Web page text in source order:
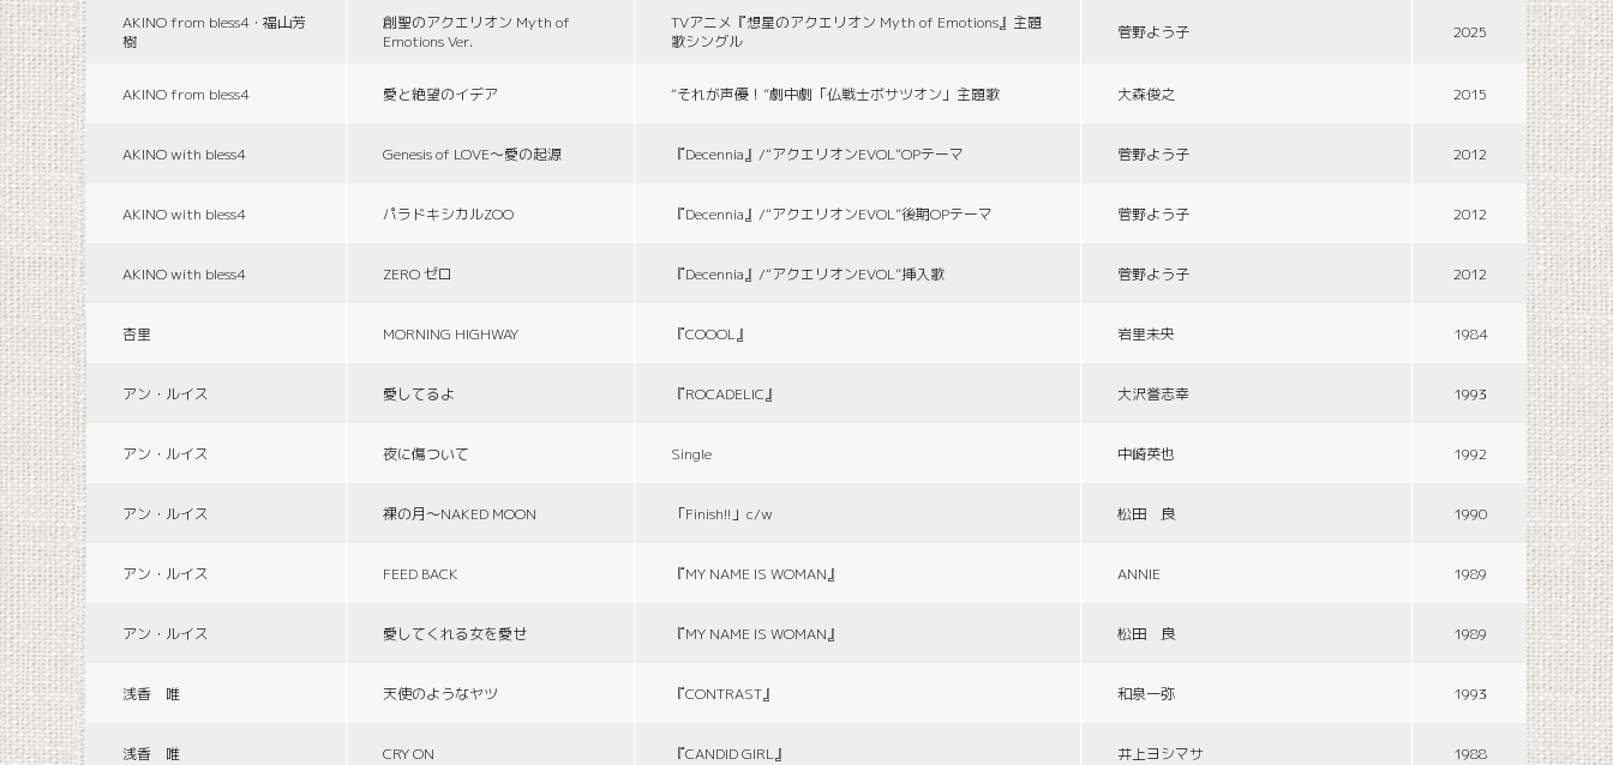
AKINO from bless4・福山芳
樹
創聖のアクエリオン Myth of
Emotions Ver.
TVアニメ『想星のアクエリオン Myth of Emotions』主題
歌シングル
菅野よう子 2025
AKINO from bless4 愛と絶望のイデア “それが声優！”劇中劇「仏戦士ボサツオン」主題歌 大森俊之 2015
AKINO with bless4 Genesis of LOVE〜愛の起源 『Decennia』/“アクエリオンEVOL”OPテーマ 菅野よう子 2012
AKINO with bless4 パラドキシカルZOO 『Decennia』/“アクエリオンEVOL”後期OPテーマ 菅野よう子 2012
AKINO with bless4 ZERO ゼロ 『Decennia』/“アクエリオンEVOL”挿入歌 菅野よう子 2012
杏里 MORNING HIGHWAY 『COOOL』 岩里未央 1984
アン・ルイス 愛してるよ 『ROCADELIC』 大沢誉志幸 1993
アン・ルイス 夜に傷ついて Single 中崎英也 1992
アン・ルイス 裸の月〜NAKED MOON 「Finish!!」c/w 松田 良 1990
アン・ルイス FEED BACK 『MY NAME IS WOMAN』 ANNIE 1989
アン・ルイス 愛してくれる女を愛せ 『MY NAME IS WOMAN』 松田 良 1989
浅香 唯 天使のようなヤツ 『CONTRAST』 和泉一弥 1993
浅香 唯 CRY ON 『CANDID GIRL』 井上ヨシマサ 1988